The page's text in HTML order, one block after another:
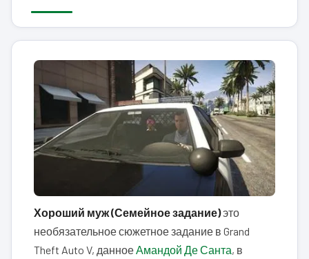
Хороший муж (Семейное задание)это
необязательное сюжетное задание в Grand
Theft Auto V, данноеАмандой Де Санта, в